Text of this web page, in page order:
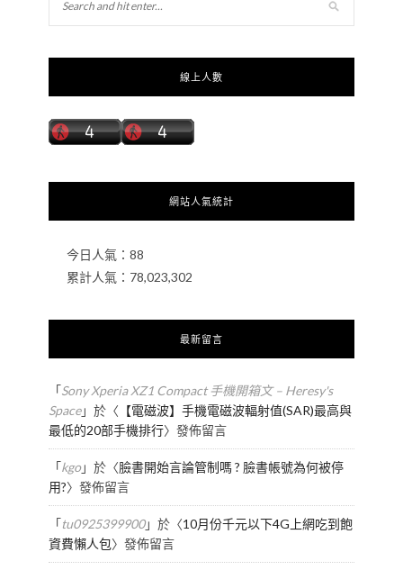
線上人數
網站人氣統計
今日人氣： 88
累計人氣： 78,023,302
最新留言
「Sony Xperia XZ1 Compact 手機開箱文 – Heresy's
Space」於〈 【電磁波】手機電磁波輻射值(SAR)最高與
最低的20部手機排行〉發佈留言
「kgo」於〈臉書開始言論管制嗎 ? 臉書帳號為何被停
用?〉發佈留言
「tu0925399900」於〈10月份千元以下4G上網吃到飽
資費懶人包〉發佈留言